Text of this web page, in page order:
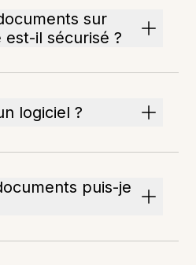
sur
il sécurisé ?
logiciel ?
puis-je